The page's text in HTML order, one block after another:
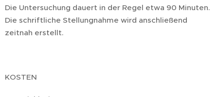
Die Untersuchung dauert in der Regel etwa 90 Minuten.
Die schriftliche Stellungnahme wird anschließend
zeitnah erstellt.
KOSTEN